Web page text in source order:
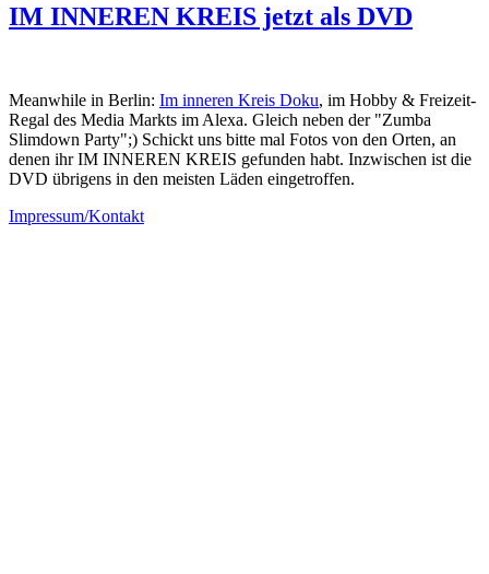
IM INNEREN KREIS jetzt als DVD
Meanwhile in Berlin: Im inneren Kreis Doku, im Hobby & Freizeit-
Regal des Media Markts im Alexa. Gleich neben der "Zumba
Slimdown Party";) Schickt uns bitte mal Fotos von den Orten, an
denen ihr IM INNEREN KREIS gefunden habt. Inzwischen ist die
DVD übrigens in den meisten Läden eingetroffen.
Impressum/Kontakt